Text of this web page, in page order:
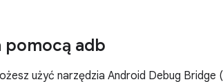
pomocą adb
użyć narzędzia Android Debug Bridge (